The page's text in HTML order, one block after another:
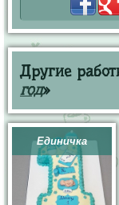
Другие
год»
Единичка